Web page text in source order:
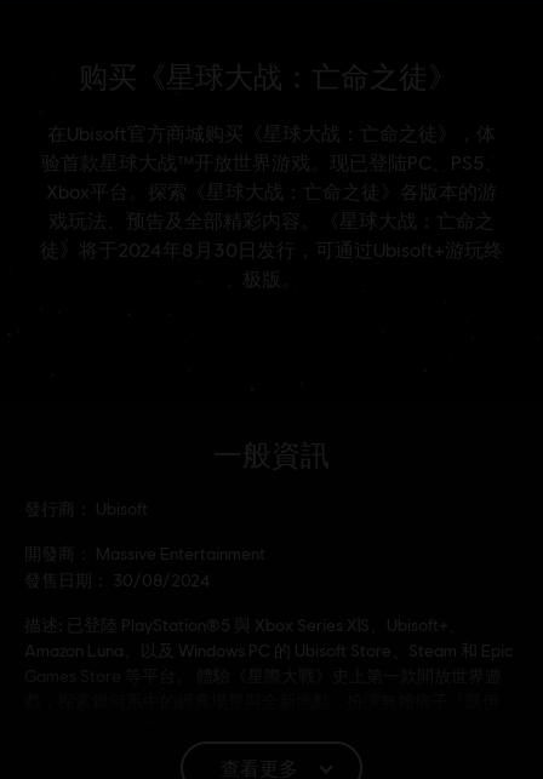
一般資訊
發行商： Ubisoft
開發商： Massive Entertainment
發售日期： 30/08/2024
描述:
已登陸 PlayStation®5 與 Xbox Series X|S、Ubisoft+、
Amazon Luna、以及 Windows PC 的 Ubisoft Store、Steam 和 Epic
通緝犯的行列，透過戰鬥、偷竊與智取在銀河系犯罪集團中闖蕩。
查看更多